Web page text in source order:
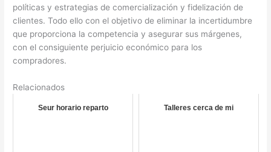
políticas y estrategias de comercialización y fidelización de
clientes. Todo ello con el objetivo de eliminar la incertidumbre
que proporciona la competencia y asegurar sus márgenes,
con el consiguiente perjuicio económico para los
compradores.
Relacionados
Seur horario reparto Talleres cerca de mi